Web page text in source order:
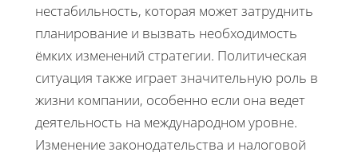
нестабильность, которая может затруднить
планирование и вызвать необходимость
ёмких изменений стратегии. Политическая
ситуация также играет значительную роль в
жизни компании, особенно если она ведет
деятельность на международном уровне.
Изменение законодательства и налоговой